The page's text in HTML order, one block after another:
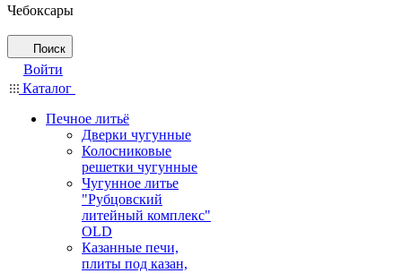
Чебоксары
Поиск
Войти
Каталог
Печное литьё
Дверки чугунные
Колосниковые
решетки чугунные
Чугунное литье
"Рубцовский
литейный комплекс"
OLD
Казанные печи,
плиты под казан,